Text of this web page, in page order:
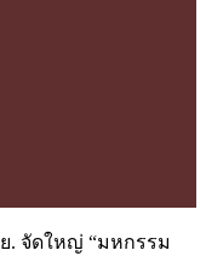
.ย. จัดใหญ่ “มหกรรม